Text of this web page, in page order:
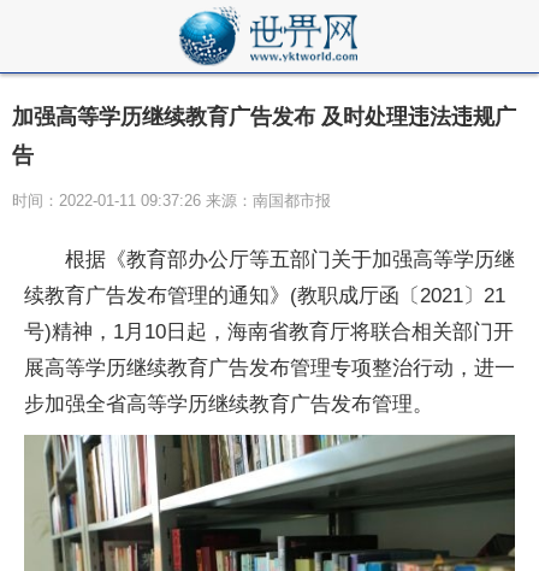
加强高等学历继续教育广告发布 及时处理违法违规广
告
时间：2022-01-11 09:37:26 来源：南国都市报
根据《教育部办公厅等五部门关于加强高等学历继
续教育广告发布管理的通知》(教职成厅函〔2021〕21
号)精神，1月10日起，海南省教育厅将联合相关部门开
展高等学历继续教育广告发布管理专项整治行动，进一
步加强全省高等学历继续教育广告发布管理。